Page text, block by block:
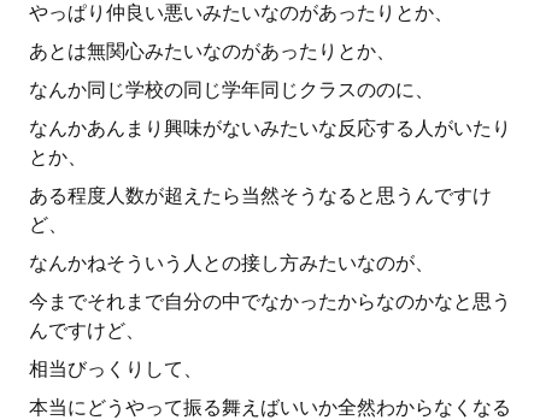
やっぱり仲良い悪いみたいなのがあったりとか、
あとは無関心みたいなのがあったりとか、
なんか同じ学校の同じ学年同じクラスののに、
なんかあんまり興味がないみたいな反応する人がいたり
とか、
ある程度人数が超えたら当然そうなると思うんですけ
ど、
なんかねそういう人との接し方みたいなのが、
今までそれまで自分の中でなかったからなのかなと思う
んですけど、
相当びっくりして、
本当にどうやって振る舞えばいいか全然わからなくなる